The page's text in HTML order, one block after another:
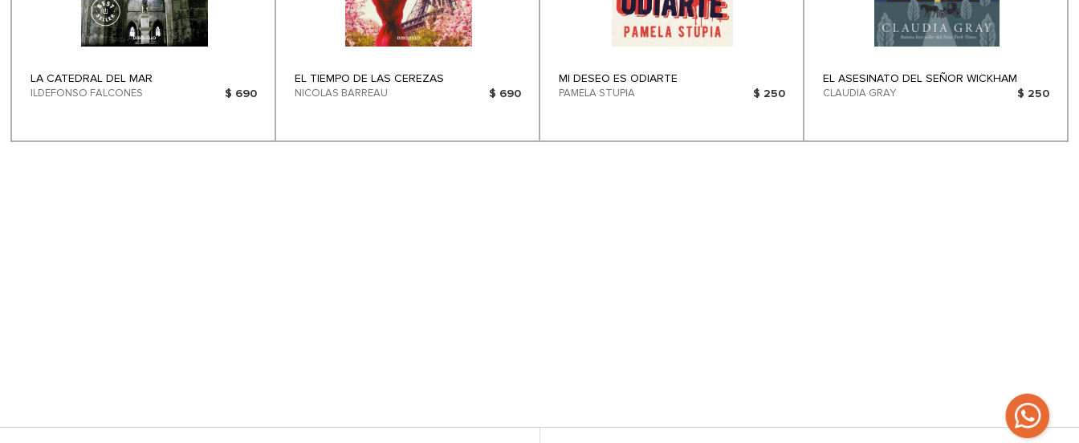
LA CATEDRAL DEL MAR
ILDEFONSO FALCONES $ 690
EL TIEMPO DE LAS CEREZAS
NICOLAS BARREAU $ 690
MI DESEO ES ODIARTE
PAMELA STUPIA $ 250
EL ASESINATO DEL SEÑOR WICKHAM
CLAUDIA GRAY $ 250